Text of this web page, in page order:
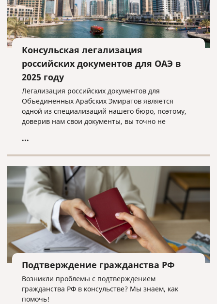
Консульская легализация
российских документов для ОАЭ в
2025 году
Легализация российских документов для
Объединенных Арабских Эмиратов является
одной из специализаций нашего бюро, поэтому,
доверив нам свои документы, вы точно не
...
Подтверждение гражданства РФ
Возникли проблемы с подтверждением
гражданства РФ в консульстве? Мы знаем, как
помочь!